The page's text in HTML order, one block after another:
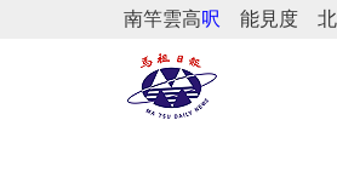
南竿雲高呎 能見度